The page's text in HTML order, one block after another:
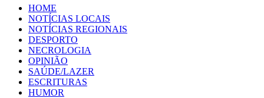
HOME
NOTÍCIAS LOCAIS
NOTÍCIAS REGIONAIS
DESPORTO
NECROLOGIA
OPINIÃO
SAÚDE/LAZER
ESCRITURAS
HUMOR